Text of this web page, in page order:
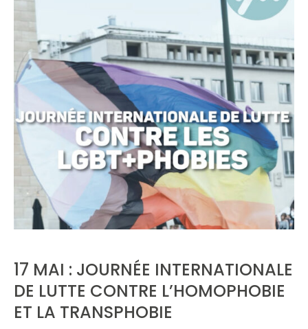
17 MAI : JOURNÉE INTERNATIONALE
DE LUTTE CONTRE L’HOMOPHOBIE
ET LA TRANSPHOBIE